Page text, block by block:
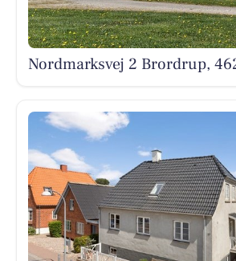
Nordmarksvej 2 Brordrup,